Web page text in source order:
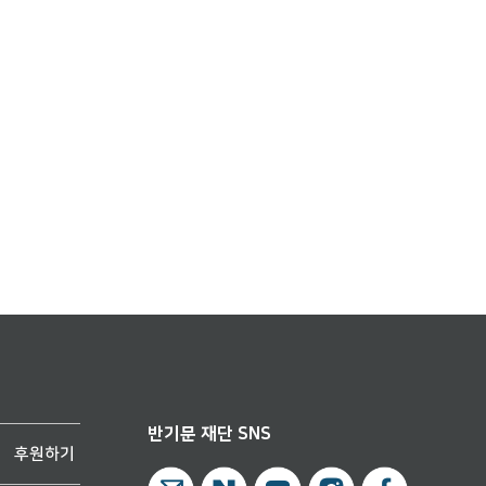
후원하기
반기문 재단 SNS